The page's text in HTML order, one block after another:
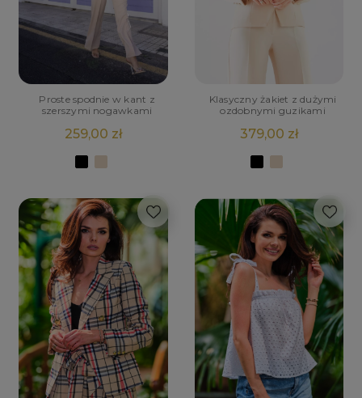
Proste spodnie w kant z
szerszymi nogawkami
259,00 zł
Klasyczny żakiet z dużymi
ozdobnymi guzikami
379,00 zł